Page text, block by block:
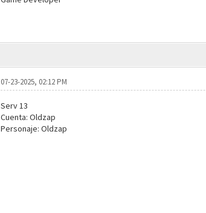
07-23-2025, 02:12 PM
Serv 13
Cuenta: Oldzap
Personaje: Oldzap